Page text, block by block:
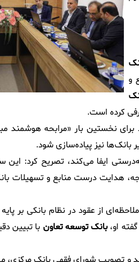
و
کرده است.
برای نخستین بار «مرابحه هوشمند
بانک‌ها نیز پیاده‌سازی شود.
ایفا می‌کند، تصریح کرد: این
هدایت درست منابع و تسهیلات
از عقود در نظام بانکی بر
او، بانک توسعه تعاون با تبیین